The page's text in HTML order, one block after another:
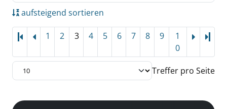
aufsteigend sortieren
1 2 3 4 5 6 7 8 9
1
0
Treffer pro Seite